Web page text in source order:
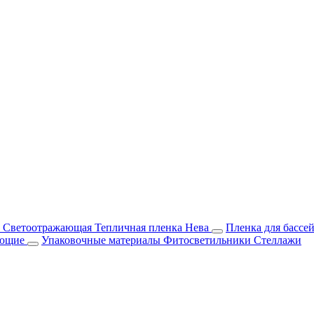
Тепличная пленка Нева Пленка для
Упаковочные материалы Фитосветильники Стеллажи